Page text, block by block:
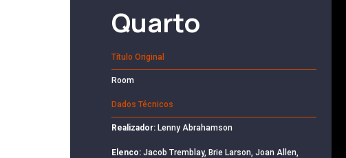
Quarto
Título Original
Room
Dados Técnicos
Realizador: Lenny Abrahamson
Elenco: Jacob Tremblay, Brie Larson, Joan Allen,